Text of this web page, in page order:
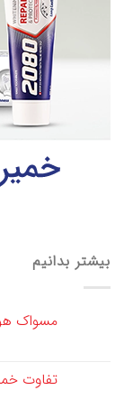
بیشتر بدانیم
مسواک
تفاوت